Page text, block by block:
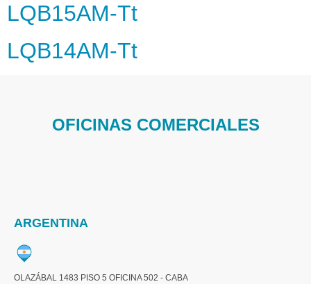
LQB15AM-Tt
LQB14AM-Tt
OFICINAS COMERCIALES
ARGENTINA
OLAZÁBAL 1483 PISO 5 OFICINA 502 - CABA